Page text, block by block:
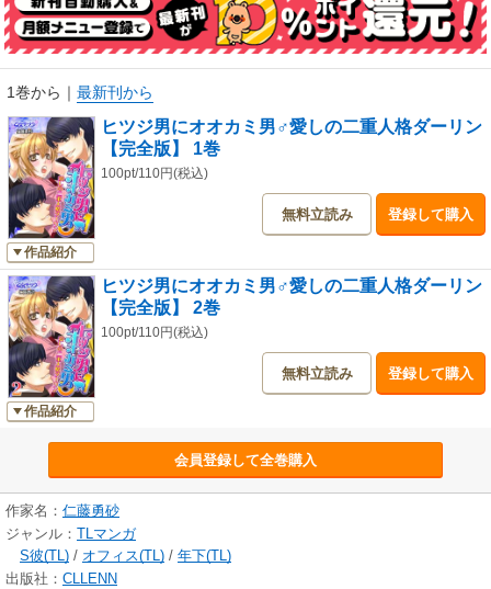
1巻から ｜ 最新刊から
作品紹介
ヒツジ男にオオカミ男♂愛しの二重人格ダーリン
【完全版】 1巻
100pt/110円(税込)
無料立読み 登録して購入
作品紹介
ヒツジ男にオオカミ男♂愛しの二重人格ダーリン
【完全版】 2巻
100pt/110円(税込)
無料立読み 登録して購入
会員登録して全巻購入
作家名： 仁藤勇砂
ジャンル： TLマンガ
S彼(TL) / オフィス(TL) / 年下(TL)
出版社： CLLENN